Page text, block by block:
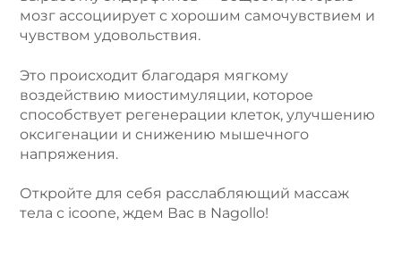
мозг ассоциирует с хорошим самочувствием и
чувством удовольствия.
Это происходит благодаря мягкому
воздействию миостимуляции, которое
способствует регенерации клеток, улучшению
оксигенации и снижению мышечного
напряжения.
Откройте для себя расслабляющий массаж
тела с icoone, ждем Вас в Nagollo!